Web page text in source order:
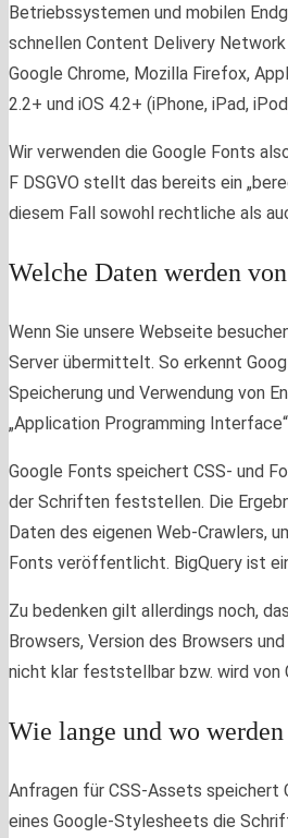
Betriebssystemen und mobilen
schnellen Content Delivery
Google Chrome, Mozilla Firefox,
2.2+ und iOS 4.2+ (iPhone, iPad,
Wir verwenden die Google Fonts
F DSGVO stellt das bereits ein
diesem Fall sowohl rechtliche als
Welche Daten werden
Wenn Sie unsere Webseite
Server übermittelt. So erkennt
Speicherung und Verwendung von
„Application Programming
Google Fonts speichert CSS- und
der Schriften feststellen. Die
Daten des eigenen Web-Crawlers,
Fonts veröffentlicht. BigQuery ist
Zu bedenken gilt allerdings noch,
Browsers, Version des Browsers
nicht klar feststellbar bzw. wird von
Wie lange und wo
Anfragen für CSS-Assets speichert
eines Google-Stylesheets die